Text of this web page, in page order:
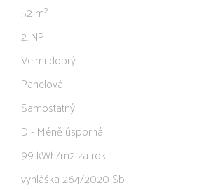
52 m²
2. NP
Velmi dobrý
Panelová
Samostatný
D - Méně úsporná
99 kWh/m2 za rok
vyhláška 264/2020 Sb